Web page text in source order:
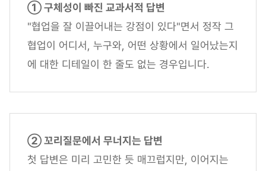
① 구체성이 빠진 교과서적 답변
"협업을 잘 이끌어내는 강점이 있다"면서 정작 그
협업이 어디서, 누구와, 어떤 상황에서 일어났는지
에 대한 디테일이 한 줄도 없는 경우입니다.
② 꼬리질문에서 무너지는 답변
첫 답변은 미리 고민한 듯 매끄럽지만, 이어지는